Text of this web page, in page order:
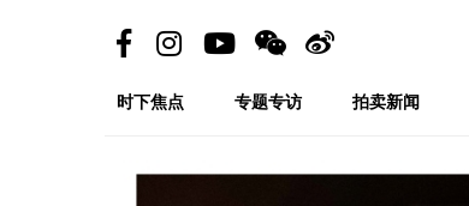
时下焦点 专题专访 拍卖新闻